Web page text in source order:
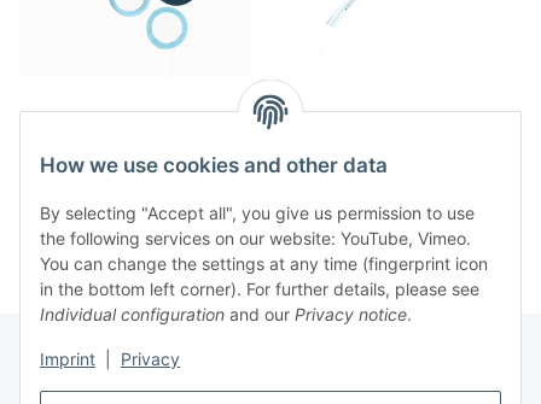
How we use cookies and other data
By selecting "Accept all", you give us permission to use
the following services on our website: YouTube, Vimeo.
You can change the settings at any time (fingerprint icon
in the bottom left corner). For further details, please see
Individual configuration and our Privacy notice.
Imprint Privacy
Viscose Profi ® 5er Pack
Kunststoffspritze 500/40
25,90 €*
Viscose Profi ® Düse 30° mit
Verfüllschlauch für Modelle
59,95 €